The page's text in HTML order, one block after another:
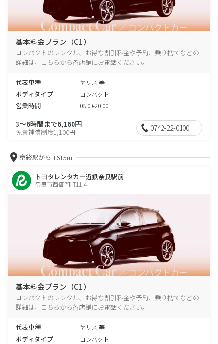
基本料金プラン（C1）
コンパクトのレンタル、お得な割引料金や予約、乗り捨てなどの
詳細は、こちらから各店舗にお電話ください。
代表車種 ヤリス 等
ボディタイプ コンパクト
営業時間 08:00-20:00
3～6時間まで6,160円
免責補償制度1,100円 0742-22-0100
京終駅から 1615m
トヨタレンタカー近鉄奈良駅前
奈良市西御門町11-4
基本料金プラン（C1）
コンパクトのレンタル、お得な割引料金や予約、乗り捨てなどの
詳細は、こちらから各店舗にお電話ください。
代表車種 ヤリス 等
ボディタイプ コンパクト